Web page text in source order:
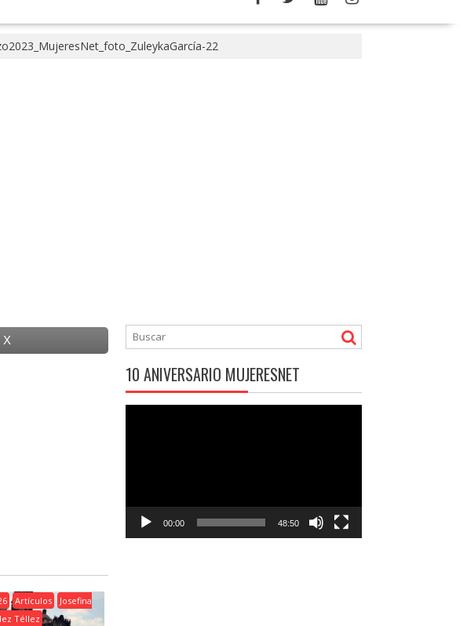
22
X
Artículos
Josefina
Téllez
10 ANIVERSARIO MUJERESNET
00:00 48:50